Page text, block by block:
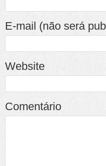
E-mail (não será
Website
Comentário